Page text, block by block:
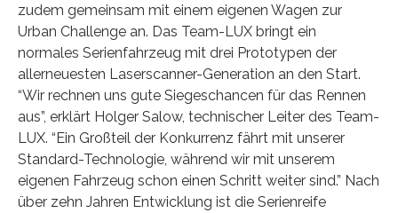
zudem gemeinsam mit einem eigenen Wagen zur
Urban Challenge an. Das Team-LUX bringt ein
normales Serienfahrzeug mit drei Prototypen der
allerneuesten Laserscanner-Generation an den Start.
“Wir rechnen uns gute Siegeschancen für das Rennen
aus”, erklärt Holger Salow, technischer Leiter des Team-
LUX. “Ein Großteil der Konkurrenz fährt mit unserer
Standard-Technologie, während wir mit unserem
eigenen Fahrzeug schon einen Schritt weiter sind.” Nach
über zehn Jahren Entwicklung ist die Serienreife